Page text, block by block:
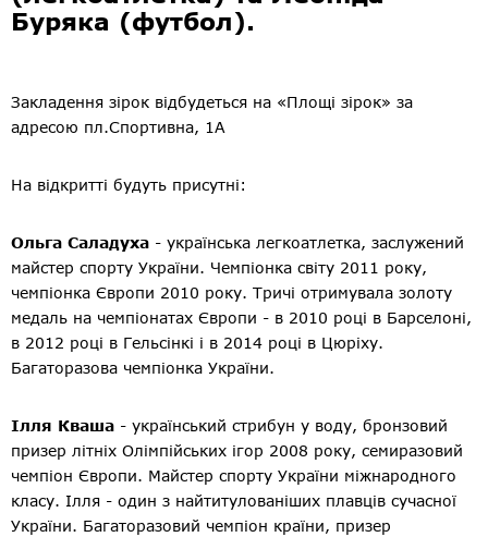
Буряка (футбол).
Закладення зірок відбудеться на «Площі зірок» за
адресою пл.Спортивна, 1А
На відкритті будуть присутні:
Ольга Саладуха - українська легкоатлетка, заслужений
майстер спорту України. Чемпіонка світу 2011 року,
чемпіонка Європи 2010 року. Тричі отримувала золоту
медаль на чемпіонатах Європи - в 2010 році в Барселоні,
в 2012 році в Гельсінкі і в 2014 році в Цюріху.
Багаторазова чемпіонка України.
Ілля Кваша - український стрибун у воду, бронзовий
призер літніх Олімпійських ігор 2008 року, семиразовий
чемпіон Європи. Майстер спорту України міжнародного
класу. Ілля - один з найтитулованіших плавців сучасної
України. Багаторазовий чемпіон країни, призер